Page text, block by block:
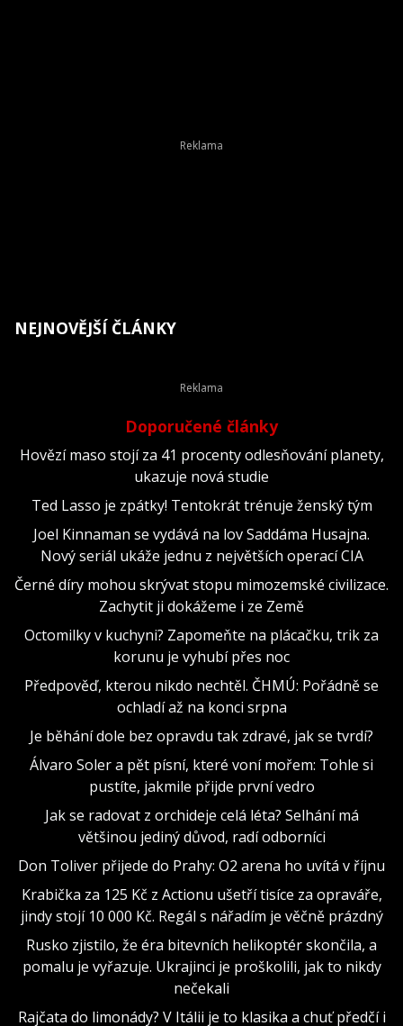
NEJNOVĚJŠÍ ČLÁNKY
Doporučené články
Hovězí maso stojí za 41 procenty odlesňování planety,
ukazuje nová studie
Ted Lasso je zpátky! Tentokrát trénuje ženský tým
Joel Kinnaman se vydává na lov Saddáma Husajna.
Nový seriál ukáže jednu z největších operací CIA
Černé díry mohou skrývat stopu mimozemské civilizace.
Zachytit ji dokážeme i ze Země
Octomilky v kuchyni? Zapomeňte na plácačku, trik za
korunu je vyhubí přes noc
Předpověď, kterou nikdo nechtěl. ČHMÚ: Pořádně se
ochladí až na konci srpna
Je běhání dole bez opravdu tak zdravé, jak se tvrdí?
Álvaro Soler a pět písní, které voní mořem: Tohle si
pustíte, jakmile přijde první vedro
Jak se radovat z orchideje celá léta? Selhání má
většinou jediný důvod, radí odborníci
Don Toliver přijede do Prahy: O2 arena ho uvítá v říjnu
Krabička za 125 Kč z Actionu ušetří tisíce za opraváře,
jindy stojí 10 000 Kč. Regál s nářadím je věčně prázdný
Rusko zjistilo, že éra bitevních helikoptér skončila, a
pomalu je vyřazuje. Ukrajinci je proškolili, jak to nikdy
nečekali
Rajčata do limonády? V Itálii je to klasika a chuť předčí i